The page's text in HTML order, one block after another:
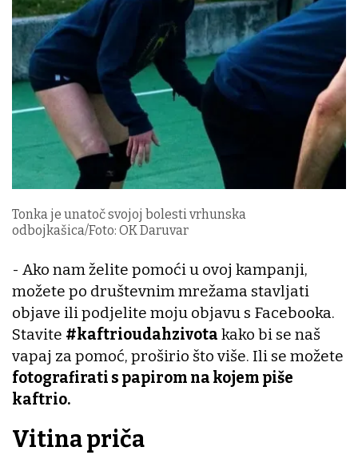
Tonka je unatoč svojoj bolesti vrhunska
odbojkašica/Foto: OK Daruvar
- Ako nam želite pomoći u ovoj kampanji,
možete po društevnim mrežama stavljati
objave ili podjelite moju objavu s Facebooka.
Stavite #kaftrioudahzivota kako bi se naš
vapaj za pomoć, proširio što više. Ili se možete
fotografirati s papirom na kojem piše
kaftrio.
Vitina priča